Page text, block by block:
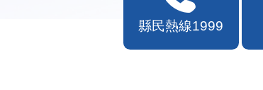
縣民熱線1999